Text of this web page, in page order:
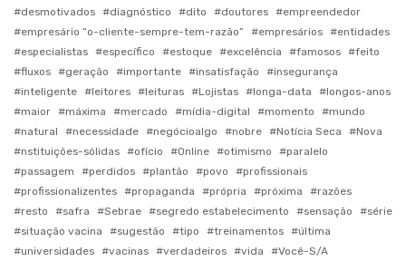
desmotivados
diagnóstico dito doutores
empreendedor
empresário “o-cliente-sempre-tem-razão”
empresários
entidades
especialistas
específico estoque excelência famosos
feito
fluxos
geração importante insatisfação
insegurança
inteligente
leitores leituras Lojistas longa-data
longos-anos
maior
máxima mercado mídia-digital momento
mundo
natural
necessidade negócioalgo nobre Notícia Seca
Nova
nstituições-sólidas
ofício Online otimismo
paralelo
passagem
perdidos plantão povo
profissionais
profissionalizentes
propaganda própria próxima
razões
resto
safra Sebrae segredo estabelecimento sensação
série
situação vacina
sugestão tipo treinamentos
última
universidades
vacinas verdadeiros vida Você-S/A